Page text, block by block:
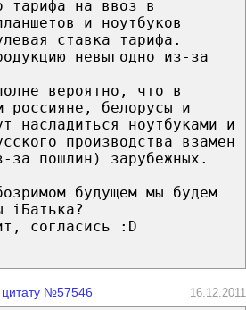
тарифа на ввоз в
и ноутбуков
ставка тарифа.
невыгодно из-за
вероятно, что в
россияне, белорусы и
насладиться ноутбуками и
производства взамен
за пошлин) зарубежных.
будущем мы будем
iБатька?
согласись :D
№57546 16.12.2011